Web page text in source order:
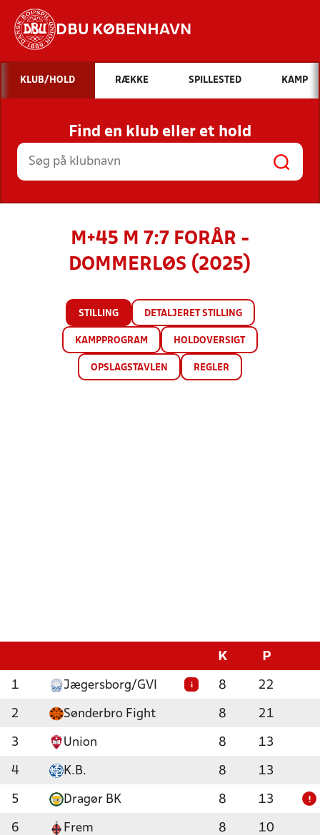
DBU KØBENHAVN
Hvad vil du søge efter?
INDHOLD OG NYHEDER
STILLINGER, RESULTATER, KLUBBER OG
HOLD
KLUB/HOLD RÆKKE SPILLESTED KAMP
Find en klub eller et hold
M+45 M 7:7 FORÅR -
DOMMERLØS (2025)
STILLING DETALJERET STILLING
KAMPPROGRAM HOLDOVERSIGT
OPSLAGSTAVLEN REGLER
K P
1 Jægersborg/GVI i 8 22
2 Sønderbro Fight 8 21
3 Union 8 13
4 K.B. 8 13
5 Dragør BK 8 13 !
6 Frem 8 10